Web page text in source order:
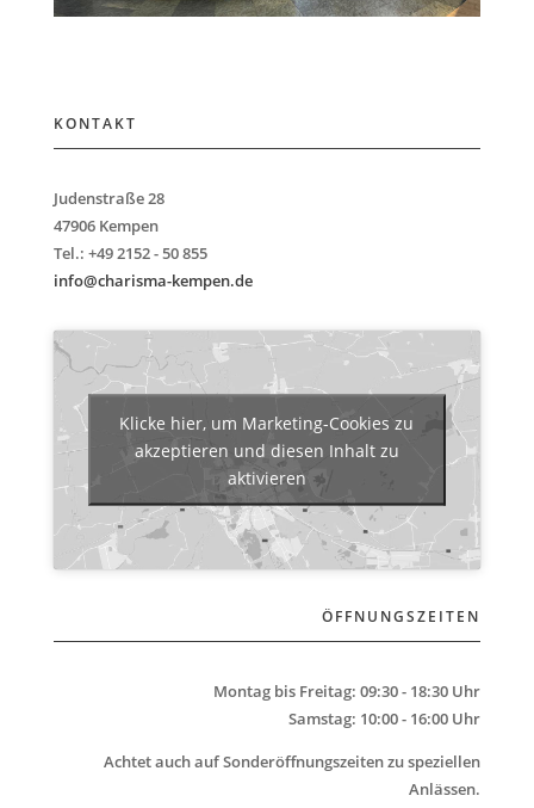
KONTAKT
Judenstraße 28
47906 Kempen
Tel.: +49 2152 - 50 855
info@charisma-kempen.de
Klicke hier, um Marketing-Cookies zu
akzeptieren und diesen Inhalt zu
aktivieren
ÖFFNUNGSZEITEN
Montag bis Freitag: 09:30 - 18:30 Uhr
Samstag: 10:00 - 16:00 Uhr
Achtet auch auf Sonderöffnungszeiten zu speziellen
Anlässen.